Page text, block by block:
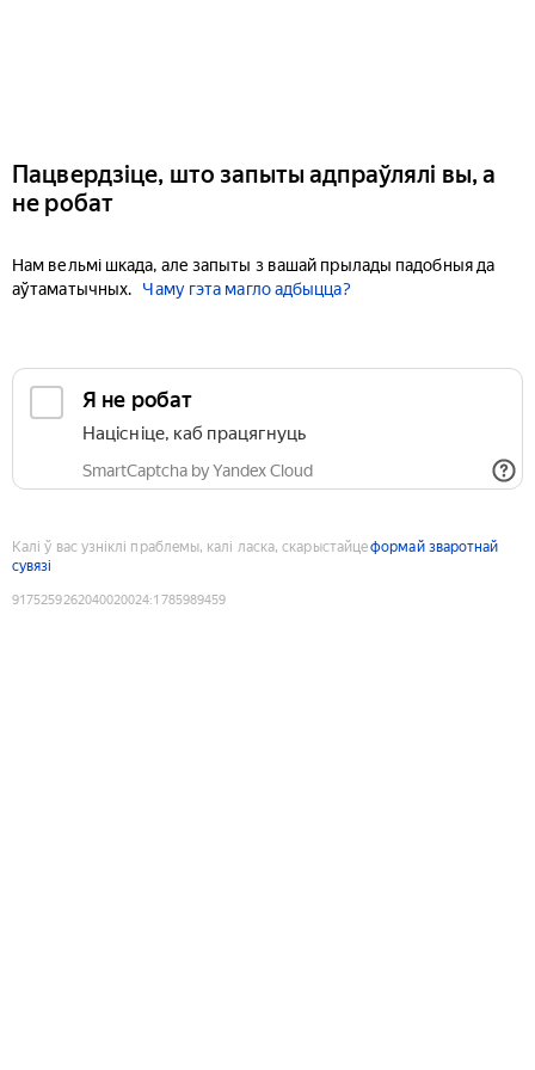
Пацвердзіце, што запыты адпраўлялі вы, а
не робат
Нам вельмі шкада, але запыты з вашай прылады падобныя да
аўтаматычных.
Чаму гэта магло адбыцца?
Я не робат
Націсніце, каб працягнуць
SmartCaptcha by Yandex Cloud
Калі ў вас узніклі праблемы, калі ласка, скарыстайцеформай зваротнай
сувязі
9175259262040020024:1785989459